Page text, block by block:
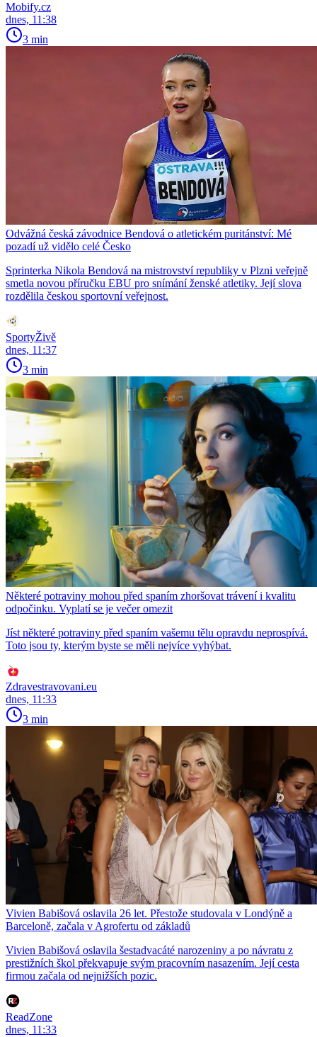
Mobify.cz
dnes, 11:38
3 min
Odvážná česká závodnice Bendová o atletickém puritánství: Mé
pozadí už vidělo celé Česko
Sprinterka Nikola Bendová na mistrovství republiky v Plzni veřejně
smetla novou příručku EBU pro snímání ženské atletiky. Její slova
rozdělila českou sportovní veřejnost.
SportyŽivě
dnes, 11:37
3 min
Některé potraviny mohou před spaním zhoršovat trávení i kvalitu
odpočinku. Vyplatí se je večer omezit
Jíst některé potraviny před spaním vašemu tělu opravdu neprospívá.
Toto jsou ty, kterým byste se měli nejvíce vyhýbat.
Zdravestravovani.eu
dnes, 11:33
3 min
Vivien Babišová oslavila 26 let. Přestože studovala v Londýně a
Barceloně, začala v Agrofertu od základů
Vivien Babišová oslavila šestadvacáté narozeniny a po návratu z
prestižních škol překvapuje svým pracovním nasazením. Její cesta
firmou začala od nejnižších pozic.
ReadZone
dnes, 11:33